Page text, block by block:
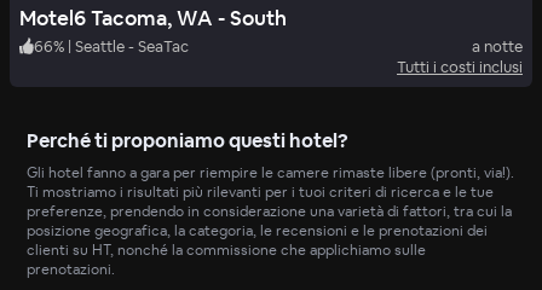
Motel6 Tacoma, WA - South
66% | Seattle - SeaTac
a notte
Tutti i costi inclusi
Perché ti proponiamo questi hotel?
Gli hotel fanno a gara per riempire le camere rimaste libere (pronti, via!).
Ti mostriamo i risultati più rilevanti per i tuoi criteri di ricerca e le tue
preferenze, prendendo in considerazione una varietà di fattori, tra cui la
posizione geografica, la categoria, le recensioni e le prenotazioni dei
clienti su HT, nonché la commissione che applichiamo sulle
prenotazioni.